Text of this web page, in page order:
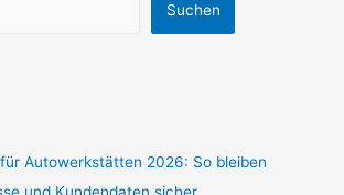
Suchen
Autowerkstätten 2026: So bleiben